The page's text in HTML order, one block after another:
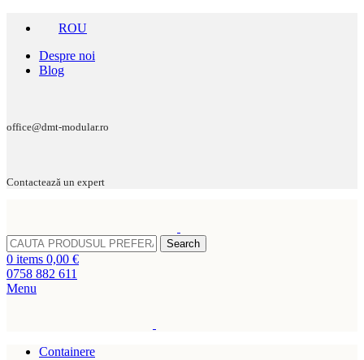
ROU
Despre noi
Blog
office@dmt-modular.ro
Contactează un expert
Search
0 items 0,00 €
0758 882 611
Menu
Containere